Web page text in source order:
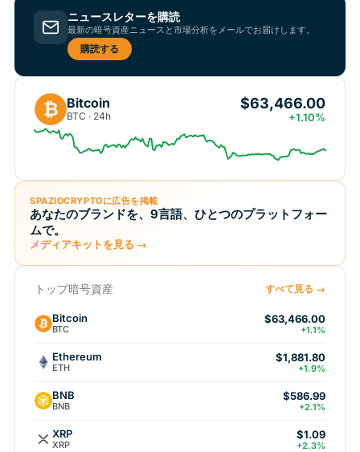
ニュースレターを購読
最新の暗号資産ニュースと市場分析をメールでお届けします。
購読する
₿ Bitcoin
BTC · 24h
$63,466.00
+1.10%
SPAZIOCRYPTOに広告を掲載
あなたのブランドを、9言語、ひとつのプラットフォー
ムで。
メディアキットを見る →
トップ暗号資産 すべて見る →
Bitcoin
BTC
$63,466.00
+1.1%
Ethereum
ETH
$1,881.80
+1.9%
BNB
BNB
$586.99
+2.1%
XRP
XRP
$1.09
+2.3%